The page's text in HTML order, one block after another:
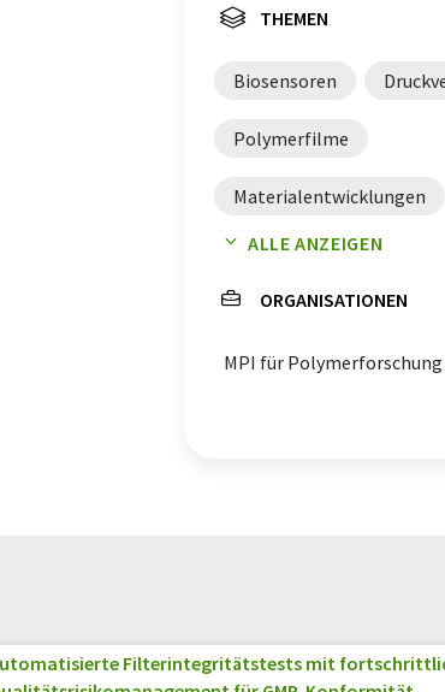
THEMEN
Biosensoren
Polymerfilme
Materialentwicklungen
Elektronik
elektrische Leitfähigkeit
Polymerforschung
ALLE ANZEIGEN
ORGANISATIONEN
MPI für Polymerforschung
Filterintegritätstests mit